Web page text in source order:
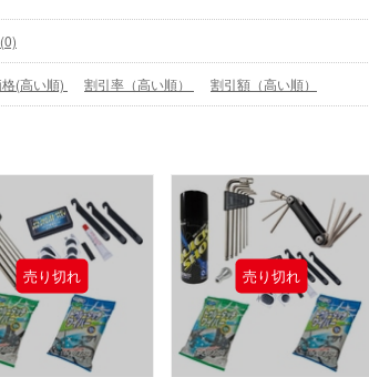
(高い順) 割引率（高い順） 割引額（高い順）